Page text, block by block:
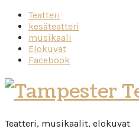
Teatteri
kesäteatteri
musikaali
Elokuvat
Facebook
Tampester
Teatro
Teatteri, musikaalit, elokuvat